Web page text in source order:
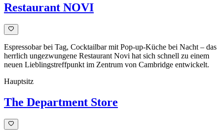
Restaurant NOVI
Espressobar bei Tag, Cocktailbar mit Pop-up-Küche bei Nacht – das
herrlich ungezwungene Restaurant Novi hat sich schnell zu einem
neuen Lieblingstreffpunkt im Zentrum von Cambridge entwickelt.
Hauptsitz
The Department Store